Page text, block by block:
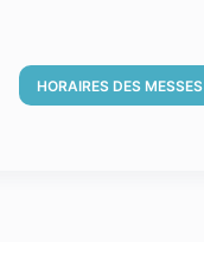
HORAIRES DES MESSES